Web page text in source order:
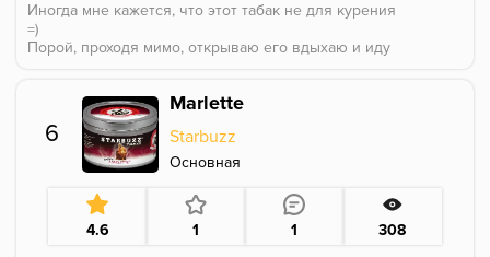
Иногда мне кажется, что этот табак не для курения
=)
Порой, проходя мимо, открываю его вдыхаю и иду
равно вкус очень нравится (хотя в целом старбаззом
не увлекаюсь).
6
Marlette
Starbuzz
Основная
4.6 1 1 308